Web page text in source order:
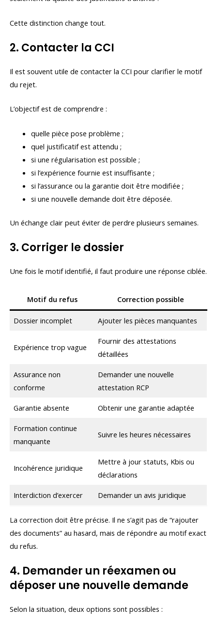
Cette distinction change tout.
2. Contacter la CCI
Il est souvent utile de contacter la CCI pour clarifier le motif
du rejet.
L’objectif est de comprendre :
quelle pièce pose problème ;
quel justificatif est attendu ;
si une régularisation est possible ;
si l’expérience fournie est insuffisante ;
si l’assurance ou la garantie doit être modifiée ;
si une nouvelle demande doit être déposée.
Un échange clair peut éviter de perdre plusieurs semaines.
3. Corriger le dossier
Une fois le motif identifié, il faut produire une réponse ciblée.
Motif du refus Correction possible
Dossier incomplet Ajouter les pièces manquantes
Expérience trop vague
Fournir des attestations
détaillées
Assurance non
conforme
Demander une nouvelle
attestation RCP
Garantie absente Obtenir une garantie adaptée
Formation continue
manquante
Suivre les heures nécessaires
Incohérence juridique
Mettre à jour statuts, Kbis ou
déclarations
Interdiction d’exercer Demander un avis juridique
La correction doit être précise. Il ne s’agit pas de “rajouter
des documents” au hasard, mais de répondre au motif exact
du refus.
4. Demander un réexamen ou
déposer une nouvelle demande
Selon la situation, deux options sont possibles :